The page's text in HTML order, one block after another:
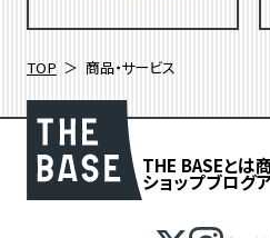
TOP 商品・サービス
THE BASEとは
ショップブログ